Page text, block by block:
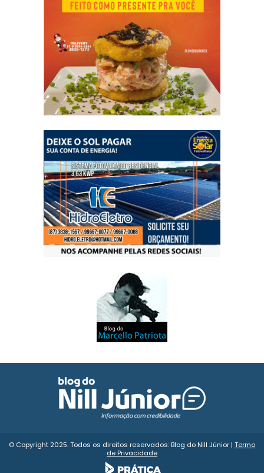
© Copyright 2025. Todos os direitos reservados: Blog do Nill Júnior | Termo
de Privacidade